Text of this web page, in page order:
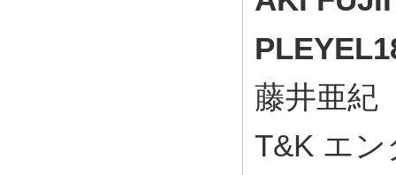
藤井亜紀
T&K エ